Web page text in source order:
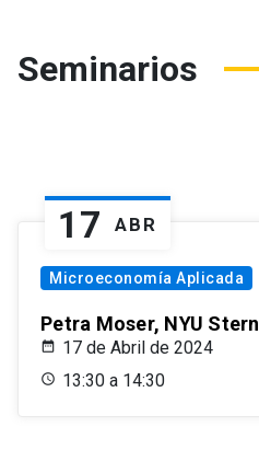
Seminarios
17 ABR
Microeconomía Aplicada
Petra Moser, NYU Stern
17 de Abril de 2024
13:30 a 14:30